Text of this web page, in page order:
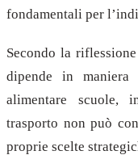
fondamentali per
Secondo la
dipende in
alimentare scuole,
trasporto non può
proprie scelte